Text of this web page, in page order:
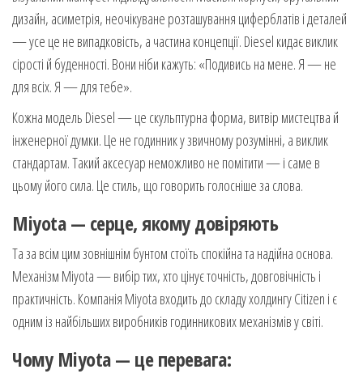
дизайн, асиметрія, неочікуване розташування циферблатів і деталей
— усе це не випадковість, а частина концепції. Diesel кидає виклик
сірості й буденності. Вони ніби кажуть: «Подивись на мене. Я — не
для всіх. Я — для тебе».
Кожна модель Diesel — це скульптурна форма, витвір мистецтва й
інженерної думки. Це не годинник у звичному розумінні, а виклик
стандартам. Такий аксесуар неможливо не помітити — і саме в
цьому його сила. Це стиль, що говорить голосніше за слова.
Miyota — серце, якому довіряють
Та за всім цим зовнішнім бунтом стоїть спокійна та надійна основа.
Механізм Miyota — вибір тих, хто цінує точність, довговічність і
практичність. Компанія Miyota входить до складу холдингу Citizen і є
одним із найбільших виробників годинникових механізмів у світі.
Чому Miyota — це перевага: